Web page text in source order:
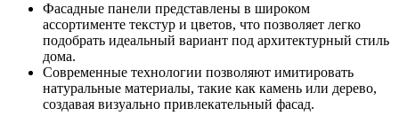
Фасадные панели представлены в широком
ассортименте текстур и цветов, что позволяет легко
подобрать идеальный вариант под архитектурный стиль
дома.
Современные технологии позволяют имитировать
натуральные материалы, такие как камень или дерево,
создавая визуально привлекательный фасад.